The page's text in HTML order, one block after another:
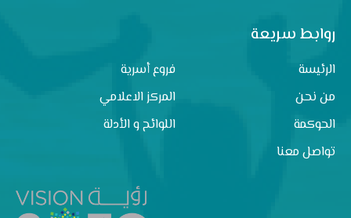
روابط سريعة
الرئيسة
فروع أسرية
من نحن
المركز الاعلامي
الحوكمة
اللوائح و الأدلة
تواصل معنا